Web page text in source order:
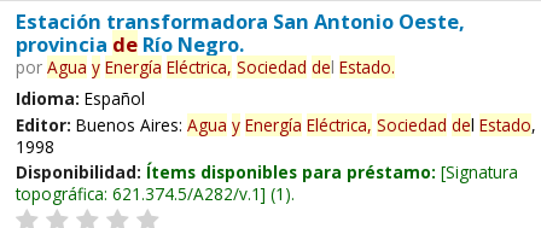
Estación transformadora San Antonio Oeste,
provincia deRío Negro.
por Agua y Energía Eléctrica, Sociedad del Estado.
Idioma: Español
Editor: Buenos Aires: Agua y Energía Eléctrica, Sociedad del Estado,
1998
Disponibilidad: Ítems disponibles para préstamo: Signatura
topográfica: 621.374.5/A282/v.1 (1).